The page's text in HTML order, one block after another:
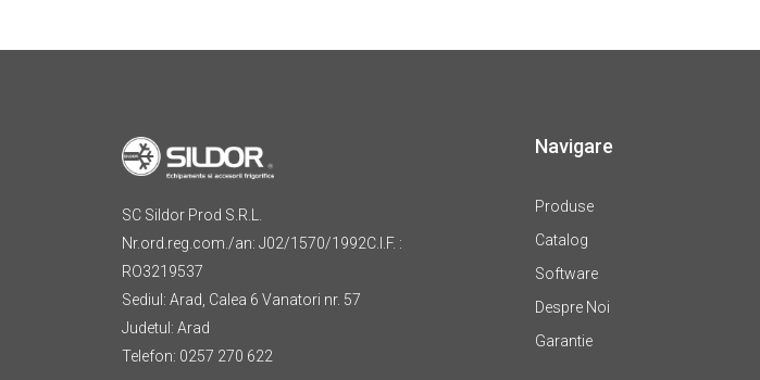
SC Sildor Prod S.R.L.
Nr.ord.reg.com./an: J02/1570/1992C.I.F. :
RO3219537
Sediul: Arad, Calea 6 Vanatori nr. 57
Judetul: Arad
Telefon: 0257 270 622
Navigare
Produse
Catalog
Software
Despre Noi
Garantie